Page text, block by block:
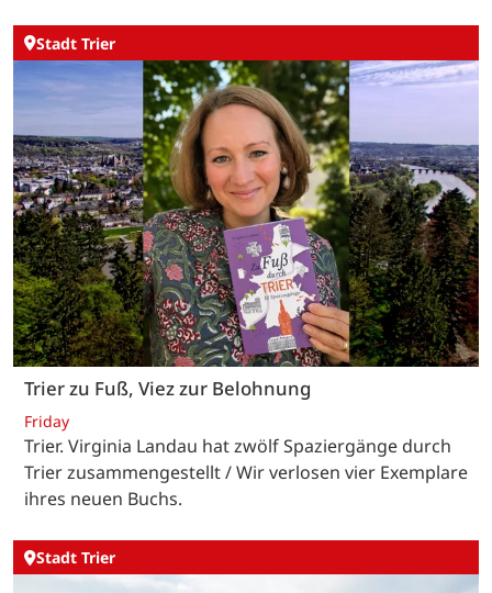
Stadt Trier
Trier zu Fuß, Viez zur Belohnung
Friday
Trier. Virginia Landau hat zwölf Spaziergänge durch
Trier zusammengestellt / Wir verlosen vier Exemplare
ihres neuen Buchs.
Stadt Trier